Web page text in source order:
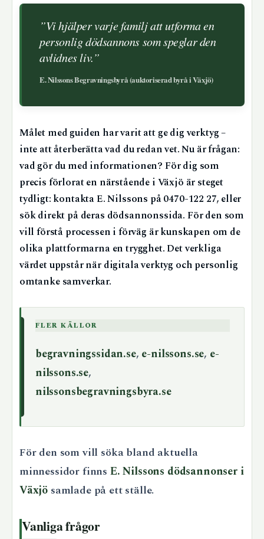
”Vi hjälper varje familj att utforma en
personlig dödsannons som speglar den
avlidnes liv.”
E. Nilssons Begravningsbyrå (auktoriserad byrå i Växjö)
Målet med guiden har varit att ge dig verktyg –
inte att återberätta vad du redan vet. Nu är frågan:
vad gör du med informationen? För dig som
precis förlorat en närstående i Växjö är steget
tydligt: kontakta E. Nilssons på 0470-122 27, eller
sök direkt på deras dödsannonssida. För den som
vill förstå processen i förväg är kunskapen om de
olika plattformarna en trygghet. Det verkliga
värdet uppstår när digitala verktyg och personlig
omtanke samverkar.
FLER KÄLLOR
begravningssidan.se, e-nilssons.se, e-
nilssons.se,
nilssonsbegravningsbyra.se
För den som vill söka bland aktuella
minnessidor finns E. Nilssons dödsannonser i
Växjö samlade på ett ställe.
Vanliga frågor